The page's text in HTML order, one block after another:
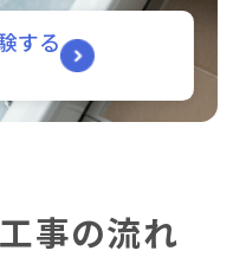
する
事の流れ